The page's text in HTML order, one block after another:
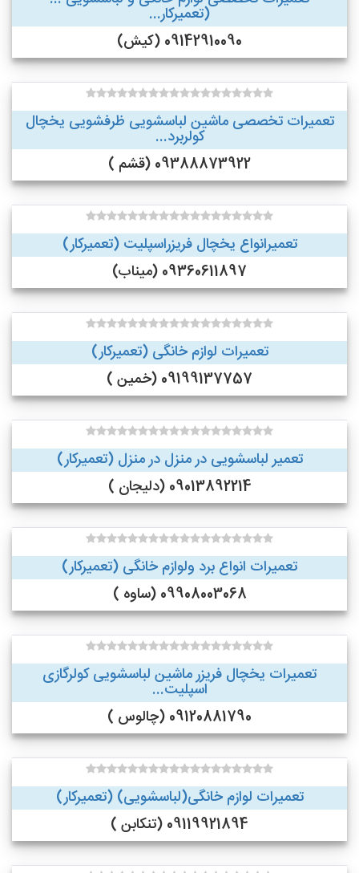
(تعمیرکار...
09142910090 (کیش)
تعمیرات تخصصی ماشین لباسشویی ظرفشویی یخچال
کولربرد...
09388873922 (قشم )
تعمیرانواع یخچال فریزراسپلیت (تعمیرکار)
09360611897 (میناب)
تعمیرات لوازم خانگی (تعمیرکار)
09199137757 (خمین )
تعمیر لباسشویی در منزل در منزل (تعمیرکار)
09013892214 (دلیجان )
تعمیرات انواع برد ولوازم خانگی (تعمیرکار)
09908003068 (ساوه )
تعمیرات یخچال فریزر ماشین لباسشویی کولرگازی
اسپلیت...
09120881790 (چالوس )
تعمیرات لوازم خانگی(لباسشویی) (تعمیرکار)
09119921894 (تنکابن )